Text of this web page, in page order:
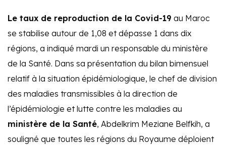
Le taux de reproduction de la Covid-19 au Maroc
se stabilise autour de 1,08 et dépasse 1 dans dix
régions, a indiqué mardi un responsable du ministère
de la Santé. Dans sa présentation du bilan bimensuel
relatif à la situation épidémiologique, le chef de division
des maladies transmissibles à la direction de
l’épidémiologie et lutte contre les maladies au
ministère de la Santé, Abdelkrim Meziane Belfkih, a
souligné que toutes les régions du Royaume déploient